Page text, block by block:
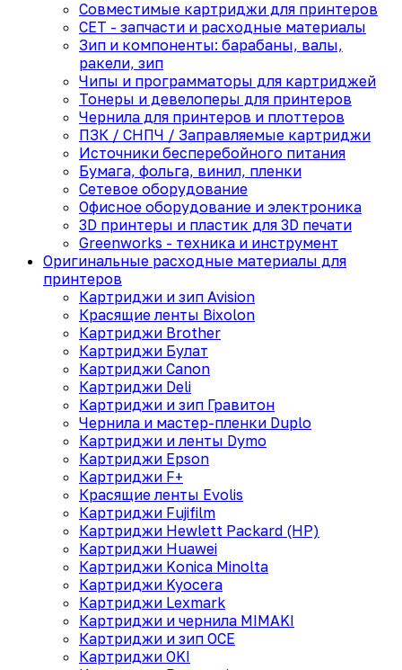
Совместимые картриджи для принтеров
CET - запчасти и расходные материалы
Зип и компоненты: барабаны, валы,
ракели, зип
Чипы и программаторы для картриджей
Тонеры и девелоперы для принтеров
Чернила для принтеров и плоттеров
ПЗК / СНПЧ / Заправляемые картриджи
Источники бесперебойного питания
Бумага, фольга, винил, пленки
Сетевое оборудование
Офисное оборудование и электроника
3D принтеры и пластик для 3D печати
Greenworks - техника и инструмент
Оригинальные расходные материалы для
принтеров
Картриджи и зип Avision
Красящие ленты Bixolon
Картриджи Brother
Картриджи Булат
Картриджи Canon
Картриджи Deli
Картриджи и зип Гравитон
Чернила и мастер-пленки Duplo
Картриджи и ленты Dymo
Картриджи Epson
Картриджи F+
Красящие ленты Evolis
Картриджи Fujifilm
Картриджи Hewlett Packard (HP)
Картриджи Huawei
Картриджи Konica Minolta
Картриджи Kyocera
Картриджи Lexmark
Картриджи и чернила MIMAKI
Картриджи и зип OCE
Картриджи OKI